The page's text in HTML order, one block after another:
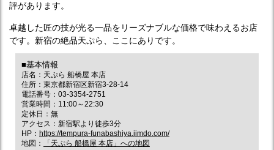
評があります。
卓越した匠の技が光る一品をリーズナブルな価格で味わえるお店
です。新宿の絶品天ぷら、ここにありです。
■基本情報
店名：天ぷら 船橋屋 本店
住所：東京都新宿区新宿3-28-14
電話番号：03-3354-2751
営業時間：11:00～22:30
定休日：無
アクセス：新宿駅より徒歩3分
HP： https://tempura-funabashiya.jimdo.com/
地図：
「天ぷら 船橋屋 本店」への地図